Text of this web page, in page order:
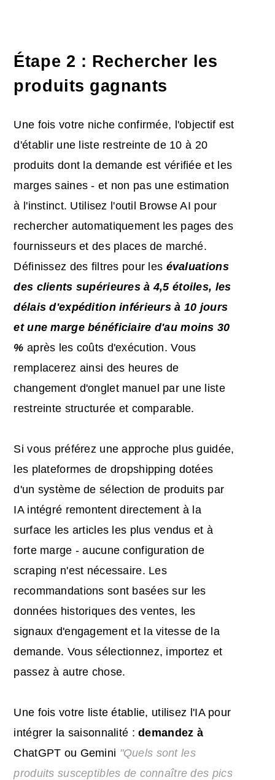
Étape 2 : Rechercher les
produits gagnants
Une fois votre niche confirmée, l'objectif est
d'établir une liste restreinte de 10 à 20
produits dont la demande est vérifiée et les
marges saines - et non pas une estimation
à l'instinct. Utilisez l'outil Browse AI pour
rechercher automatiquement les pages des
fournisseurs et des places de marché.
Définissez des filtres pour les évaluations
des clients supérieures à 4,5 étoiles, les
délais d'expédition inférieurs à 10 jours
et une marge bénéficiaire d'au moins 30
% après les coûts d'exécution. Vous
remplacerez ainsi des heures de
changement d'onglet manuel par une liste
restreinte structurée et comparable.
Si vous préférez une approche plus guidée,
les plateformes de dropshipping dotées
d'un système de sélection de produits par
IA intégré remontent directement à la
surface les articles les plus vendus et à
forte marge - aucune configuration de
scraping n'est nécessaire. Les
recommandations sont basées sur les
données historiques des ventes, les
signaux d'engagement et la vitesse de la
demande. Vous sélectionnez, importez et
passez à autre chose.
Une fois votre liste établie, utilisez l'IA pour
intégrer la saisonnalité :demandez à
ChatGPT ou Gemini "Quels sont les
produits susceptibles de connaître des pics